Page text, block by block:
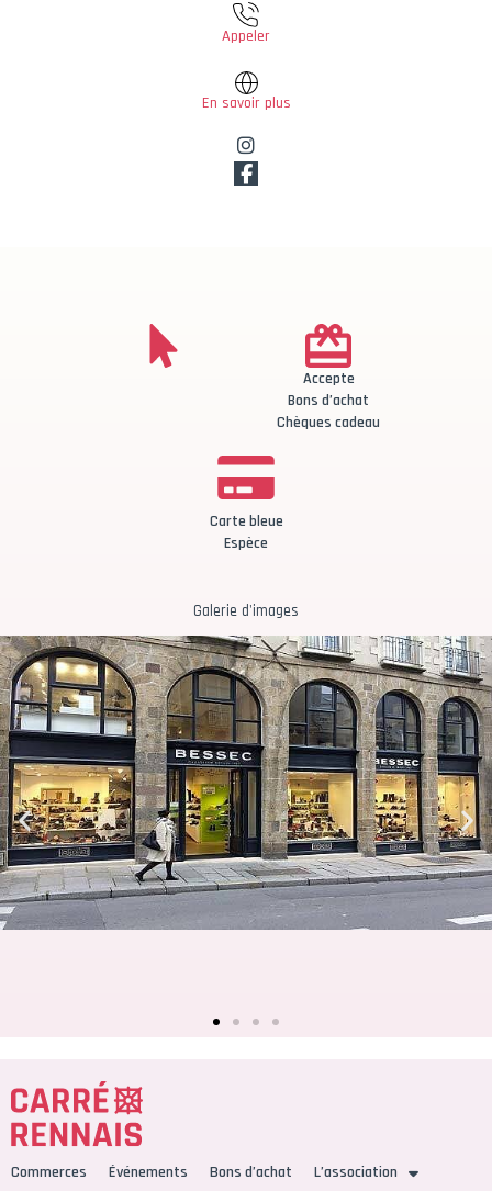
Appeler
En savoir plus
Accepte
Bons d’achat
Chèques cadeau
Carte bleue
Espèce
Galerie d'images
Commerces Événements Bons d’achat L’association